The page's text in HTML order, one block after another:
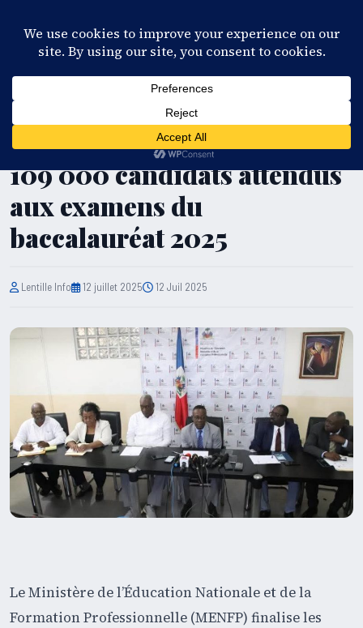
Haïti-Éducation : Plus de
109 000 candidats attendus
aux examens du
baccalauréat 2025
Lentille Info 12 juillet 2025 12 Juil 2025
Le Ministère de l’Éducation Nationale et de la
Formation Professionnelle (MENFP) finalise les